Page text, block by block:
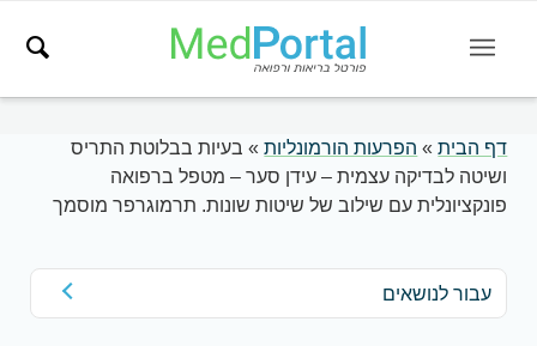
דף הבית» הפרעות הורמונליות» בעיות בבלוטת התריס
ושיטה לבדיקה עצמית – עידן סער – מטפל ברפואה
פונקציונלית עם שילוב של שיטות שונות. תרמוגרפר מוסמך
עבור לנושאים